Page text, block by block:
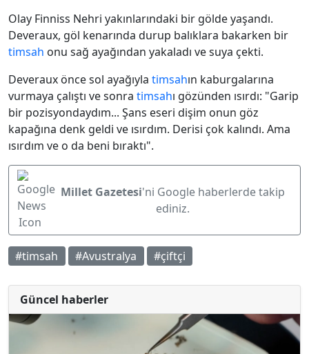
Olay Finniss Nehri yakınlarındaki bir gölde yaşandı.
Deveraux, göl kenarında durup balıklara bakarken bir
timsah onu sağ ayağından yakaladı ve suya çekti.
Deveraux önce sol ayağıyla timsahın kaburgalarına
vurmaya çalıştı ve sonra timsahı gözünden ısırdı: "Garip
bir pozisyondaydım... Şans eseri dişim onun göz
kapağına denk geldi ve ısırdım. Derisi çok kalındı. Ama
ısırdım ve o da beni bıraktı".
Millet Gazetesi'ni Google haberlerde takip
ediniz.
#timsah #Avustralya #çiftçi
Güncel haberler